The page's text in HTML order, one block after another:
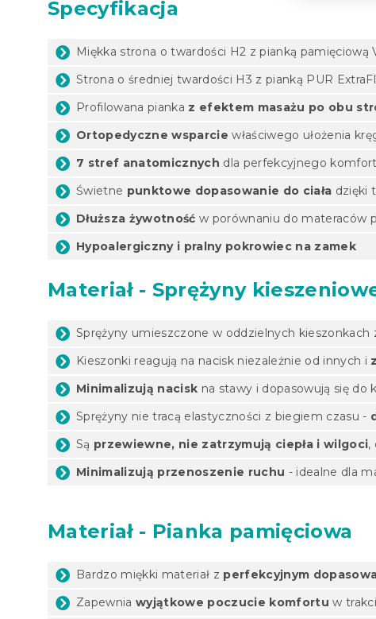
Specyfikacja
Miękka strona o twardości H2 z pianką pamięciową
Strona o średniej twardości H3 z pianką PUR
Profilowana pianka z efektem masażu po obu
Ortopedyczne wsparciewłaściwego ułożenia
7 stref anatomicznych dla perfekcyjnego
Świetne punktowe dopasowanie do ciała dzięki
Dłuższa żywotność w porównaniu do materaców
Hypoalergiczny i pralny pokrowiec na zamek
Materiał - Sprężyny
Sprężyny umieszczone w oddzielnych kieszonkach
Kieszonki reagują na nacisk niezależnie od innych i
Minimalizują nacisk na stawy i dopasowują się do
Sprężyny nie tracą elastyczności z biegiem czasu -
Są przewiewne, nie zatrzymują ciepła i wilgoci,
Minimalizują przenoszenie ruchu - idealne dla
Materiał - Pianka pamięciowa
Bardzo miękki materiał z perfekcyjnym
Zapewnia wyjątkowe poczucie komfortu w